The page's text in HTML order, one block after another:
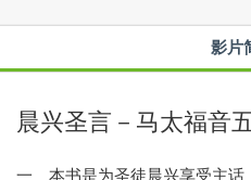
影片
晨兴圣言－马太福音
一 本书是为圣徒晨兴享受主话